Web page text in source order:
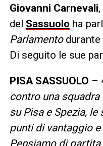
Giovanni Carnevali
del Sassuolo ha
Parlamentodurante
Di seguito le sue
PISA SASSUOLO –
contro una
su Pisa e Spezia,
punti di vantaggio
Pensiamo di